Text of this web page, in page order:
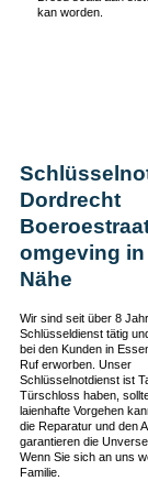
kan worden.
Dordrecht
omgeving in
Nähe
Wir sind seit über 8
Schlüsseldienst tätig
bei den Kunden in
Ruf erworben. Unser
Schlüsselnotdienst ist
Türschloss haben,
laienhafte Vorgehen
die Reparatur und den
garantieren die
Wenn Sie sich an uns
Familie.